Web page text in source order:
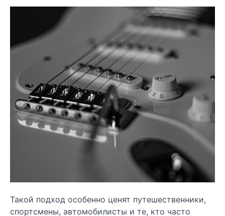
Такой подход особенно ценят путешественники,
спортсмены, автомобилисты и те, кто часто